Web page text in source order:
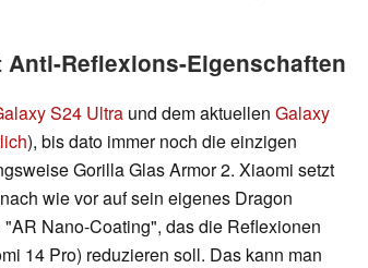
Reflexions-Eigenschaften
S24 Ultra und dem aktuellen Galaxy
), bis dato immer noch die einzigen
Gorilla Glas Armor 2. Xiaomi setzt
wie vor auf sein eigenes Dragon
Nano-Coating", das die Reflexionen
14 Pro) reduzieren soll. Das kann man